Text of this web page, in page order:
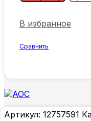
В избранное
Сравнить
Артикул: 12757591